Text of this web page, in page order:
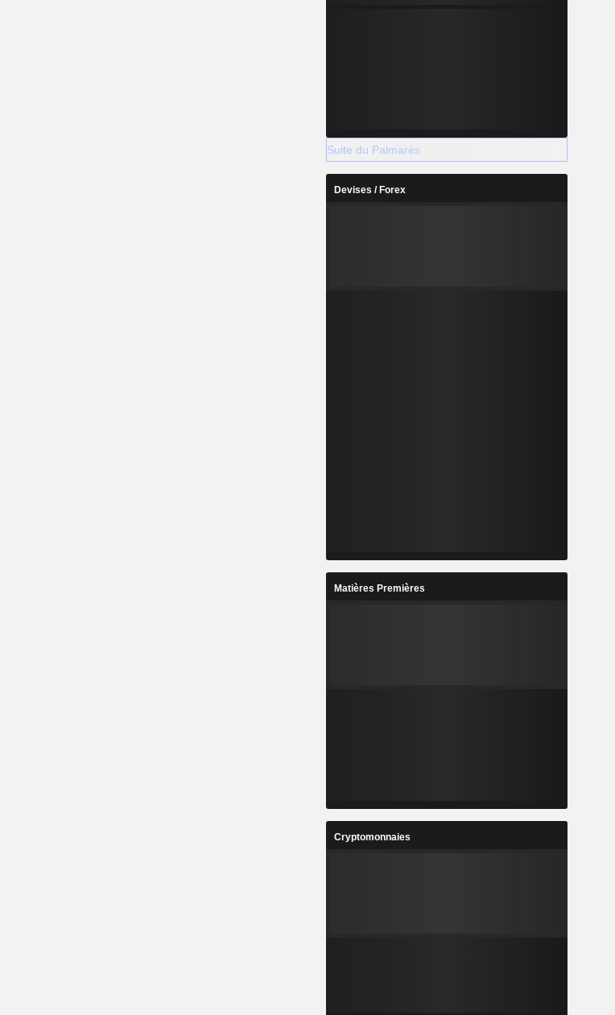
Suite du Palmarès
Devises / Forex
Matières Premières
Cryptomonnaies